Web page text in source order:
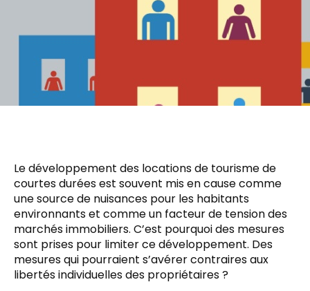
Le développement des locations de tourisme de
courtes durées est souvent mis en cause comme
une source de nuisances pour les habitants
environnants et comme un facteur de tension des
marchés immobiliers. C’est pourquoi des mesures
sont prises pour limiter ce développement. Des
mesures qui pourraient s’avérer contraires aux
libertés individuelles des propriétaires ?